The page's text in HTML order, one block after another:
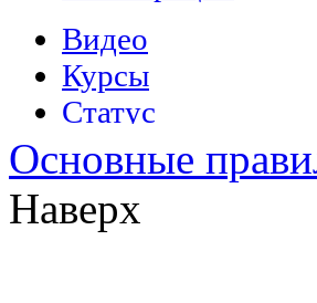
Основные
Наверх